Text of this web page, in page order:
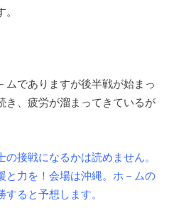
ムでありますが後半戦が始まっ
き、疲労が溜まってきているが
接戦になるかは読めません。
と力を！会場は沖縄。ホ－ムの
ると予想します。